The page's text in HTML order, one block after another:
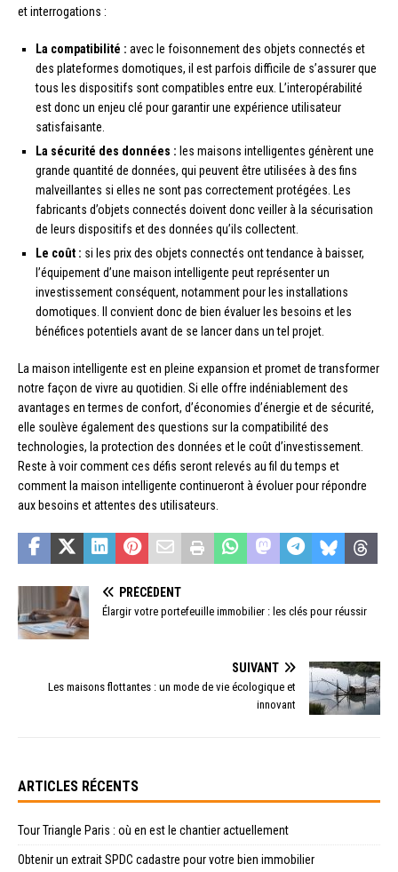
et interrogations :
La compatibilité : avec le foisonnement des objets connectés et
des plateformes domotiques, il est parfois difficile de s’assurer que
tous les dispositifs sont compatibles entre eux. L’interopérabilité
est donc un enjeu clé pour garantir une expérience utilisateur
satisfaisante.
La sécurité des données : les maisons intelligentes génèrent une
grande quantité de données, qui peuvent être utilisées à des fins
malveillantes si elles ne sont pas correctement protégées. Les
fabricants d’objets connectés doivent donc veiller à la sécurisation
de leurs dispositifs et des données qu’ils collectent.
Le coût : si les prix des objets connectés ont tendance à baisser,
l’équipement d’une maison intelligente peut représenter un
investissement conséquent, notamment pour les installations
domotiques. Il convient donc de bien évaluer les besoins et les
bénéfices potentiels avant de se lancer dans un tel projet.
La maison intelligente est en pleine expansion et promet de transformer
notre façon de vivre au quotidien. Si elle offre indéniablement des
avantages en termes de confort, d’économies d’énergie et de sécurité,
elle soulève également des questions sur la compatibilité des
technologies, la protection des données et le coût d’investissement.
Reste à voir comment ces défis seront relevés au fil du temps et
comment la maison intelligente continueront à évoluer pour répondre
aux besoins et attentes des utilisateurs.
PRÉCÉDENT
Élargir votre portefeuille immobilier : les clés pour réussir
SUIVANT
Les maisons flottantes : un mode de vie écologique et
innovant
ARTICLES RÉCENTS
Tour Triangle Paris : où en est le chantier actuellement
Obtenir un extrait SPDC cadastre pour votre bien immobilier